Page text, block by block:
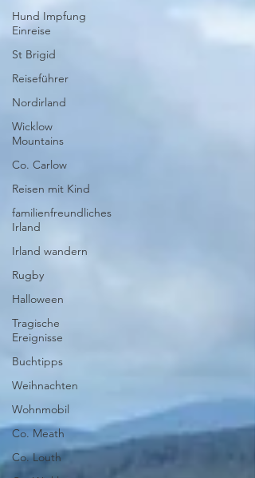
Hund Impfung
Einreise
St Brigid
Reiseführer
Nordirland
Wicklow
Mountains
Co. Carlow
Reisen mit Kind
familienfreundliches
Irland
Irland wandern
Rugby
Halloween
Tragische
Ereignisse
Buchtipps
Weihnachten
Wohnmobil
Co. Meath
Co. Louth